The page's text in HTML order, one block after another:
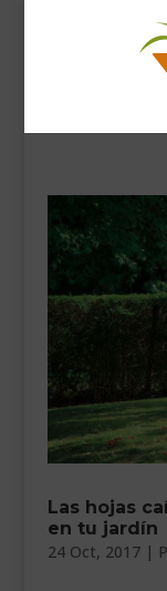
PLANTAS
COMPLEMENTOS
MASCOTAS
DECORACIÓN
HORARIO GARDEN
CONTACTAR
VEURE EN CATALÀ
Las hojas
en tu jardín
24 Oct, 2017|